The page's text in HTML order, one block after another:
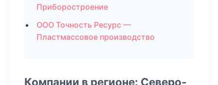
Приборостроение
ООО Точность Ресурс —
Пластмассовое производство
Компании в регионе: Северо-